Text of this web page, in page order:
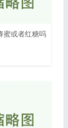
蜜或者红糖吗